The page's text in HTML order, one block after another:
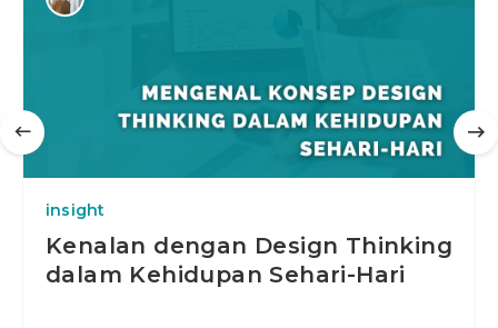
insight
Kenalan dengan Design Thinking
dalam Kehidupan Sehari-Hari